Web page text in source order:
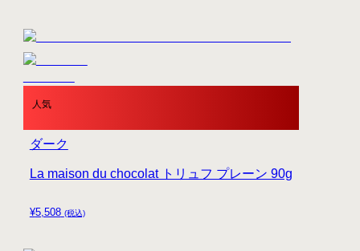
人気
¥5,508 (税込)
La maison du chocolat トリュフ プレーン 90g
ダーク